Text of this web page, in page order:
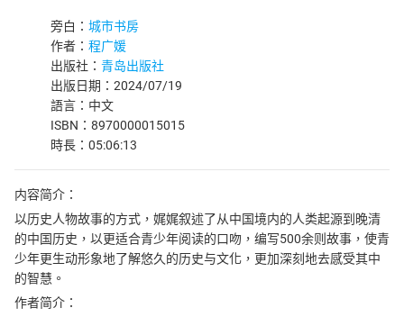
旁白： 城市书房
作者： 程广媛
出版社： 青岛出版社
出版日期：2024/07/19
語言：中文
ISBN：8970000015015
時長：05:06:13
内容简介：
以历史人物故事的方式，娓娓叙述了从中国境内的人类起源到晚清
的中国历史，以更适合青少年阅读的口吻，编写500余则故事，使青
少年更生动形象地了解悠久的历史与文化，更加深刻地去感受其中
的智慧。
作者简介：